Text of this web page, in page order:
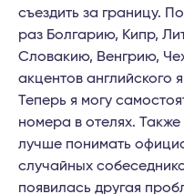
съездить за границу.
раз Болгарию, Кипр,
Словакию, Венгрию,
акцентов английского
Теперь я могу
номера в отелях.
лучше понимать
случайных
появилась другая